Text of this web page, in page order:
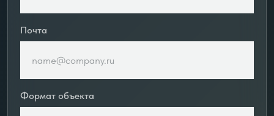
Почта
Формат объекта